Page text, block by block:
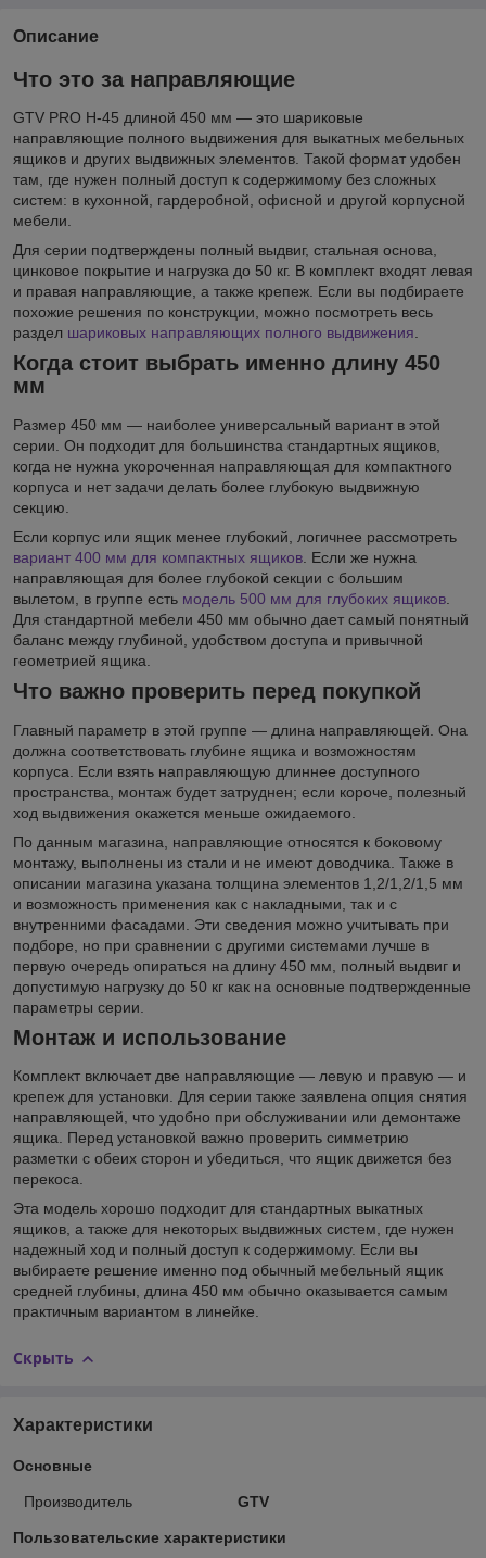
Описание
Что это за направляющие
GTV PRO H-45 длиной 450 мм — это шариковые
направляющие полного выдвижения для выкатных мебельных
ящиков и других выдвижных элементов. Такой формат удобен
там, где нужен полный доступ к содержимому без сложных
систем: в кухонной, гардеробной, офисной и другой корпусной
мебели.
Для серии подтверждены полный выдвиг, стальная основа,
цинковое покрытие и нагрузка до 50 кг. В комплект входят левая
и правая направляющие, а также крепеж. Если вы подбираете
похожие решения по конструкции, можно посмотреть весь
раздел шариковых направляющих полного выдвижения.
Когда стоит выбрать именно длину 450
мм
Размер 450 мм — наиболее универсальный вариант в этой
серии. Он подходит для большинства стандартных ящиков,
когда не нужна укороченная направляющая для компактного
корпуса и нет задачи делать более глубокую выдвижную
секцию.
Если корпус или ящик менее глубокий, логичнее рассмотреть
вариант 400 мм для компактных ящиков . Если же нужна
направляющая для более глубокой секции с большим
вылетом, в группе есть модель 500 мм для глубоких ящиков
Для стандартной мебели 450 мм обычно дает самый понятный
баланс между глубиной, удобством доступа и привычной
геометрией ящика.
Что важно проверить перед покупкой
Главный параметр в этой группе — длина направляющей. Она
должна соответствовать глубине ящика и возможностям
корпуса. Если взять направляющую длиннее доступного
пространства, монтаж будет затруднен; если короче, полезный
ход выдвижения окажется меньше ожидаемого.
По данным магазина, направляющие относятся к боковому
монтажу, выполнены из стали и не имеют доводчика. Также в
описании магазина указана толщина элементов 1,2/1,2/1,5 мм
и возможность применения как с накладными, так и с
внутренними фасадами. Эти сведения можно учитывать при
подборе, но при сравнении с другими системами лучше в
первую очередь опираться на длину 450 мм, полный выдвиг и
допустимую нагрузку до 50 кг как на основные подтвержденные
параметры серии.
Монтаж и использование
Комплект включает две направляющие — левую и правую — и
крепеж для установки. Для серии также заявлена опция снятия
направляющей, что удобно при обслуживании или демонтаже
ящика. Перед установкой важно проверить симметрию
разметки с обеих сторон и убедиться, что ящик движется без
перекоса.
Эта модель хорошо подходит для стандартных выкатных
ящиков, а также для некоторых выдвижных систем, где нужен
надежный ход и полный доступ к содержимому. Если вы
выбираете решение именно под обычный мебельный ящик
средней глубины, длина 450 мм обычно оказывается самым
практичным вариантом в линейке.
Скрыть
Характеристики
Основные
Производитель GTV
Пользовательские характеристики